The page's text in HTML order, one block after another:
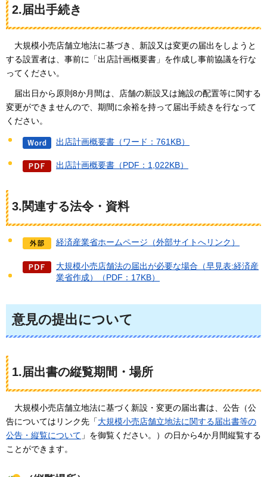
2.届出手続き
大規模小売店舗立地法に基づき、新設又は変更の届出をしようと
する設置者は、事前に「出店計画概要書」を作成し事前協議を行な
ってください。
届出日から原則8か月間は、店舗の新設又は施設の配置等に関する
変更ができませんので、期間に余裕を持って届出手続きを行なって
ください。
出店計画概要書（ワード：761KB）
出店計画概要書（PDF：1,022KB）
3.関連する法令・資料
経済産業省ホームページ（外部サイトへリンク）
大規模小売店舗法の届出が必要な場合（早見表:経済産
業省作成）（PDF：17KB）
意見の提出について
1.届出書の縦覧期間・場所
大規模小売店舗立地法に基づく新設・変更の届出書は、公告（公
告についてはリンク先「大規模小売店舗立地法に関する届出書等の
公告・縦覧について 」を御覧ください。）の日から4か月間縦覧する
ことができます。